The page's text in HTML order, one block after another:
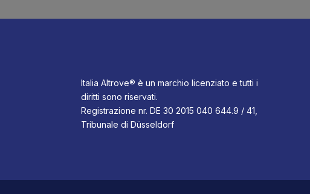
Italia Altrove® è un marchio licenziato e tutti i
diritti sono riservati.
Registrazione nr. DE 30 2015 040 644.9 / 41,
Tribunale di Düsseldorf